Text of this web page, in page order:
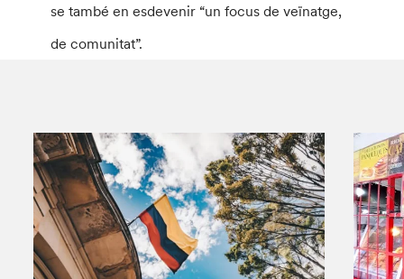
se també en esdevenir “un focus de veïnatge,
de comunitat”.